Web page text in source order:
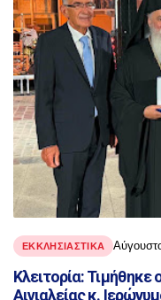
ΕΚΚΛΗΣΙΑΣΤΙΚΑ
Κλειτορία:
Αιγιαλείας κ.